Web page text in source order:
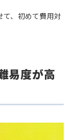
、初めて費用対
易度が高